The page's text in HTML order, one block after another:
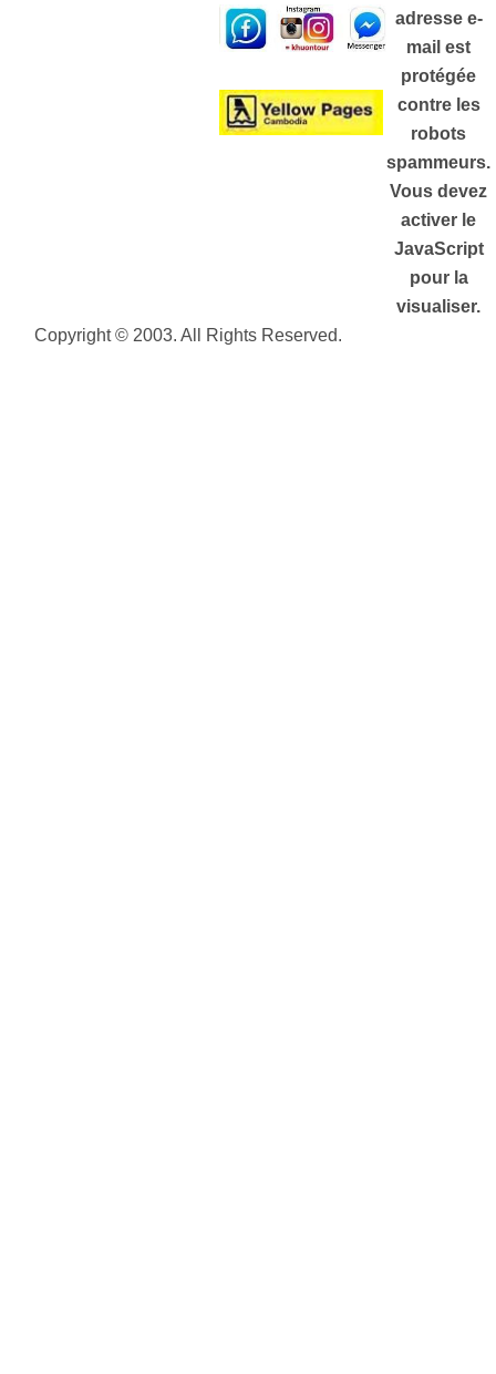
adresse e-
mail est
protégée
contre les
robots
spammeurs.
Vous devez
activer le
JavaScript
pour la
visualiser.
Copyright © 2003. All Rights Reserved.